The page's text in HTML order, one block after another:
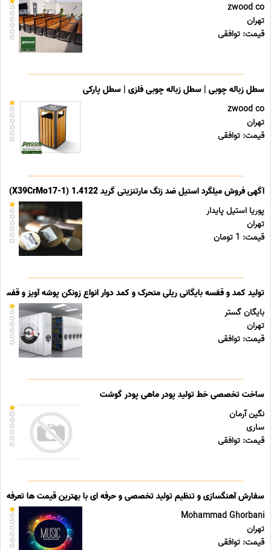
zwood co
تهران
قیمت: توافقی
سطل زباله چوبی | سطل زباله چوبی فلزی | سطل پارکی
zwood co
تهران
قیمت: توافقی
آگهی فروش میلگرد استیل ضد زنگ مارتنزیتی گرید 1.4122 (X39CrMo17-1)
پوریا استیل پایدار
تهران
قیمت: 1 تومان
تولید کمد و قفسه بایگانی ریلی متحرک و کمد دوار انواع زونکن پوشه آویز و قفسه
بایگان گستر
تهران
قیمت: توافقی
ساخت تخصصی خط تولید پودر ماهی پودر گوشت
نگین آرمان
ساری
قیمت: توافقی
سفارش آهنگسازی و تنظیم تولید تخصصی و حرفه ای با بهترین قیمت ها تعرفه
Mohammad Ghorbani
تهران
قیمت: توافقی